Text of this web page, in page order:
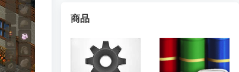
商品